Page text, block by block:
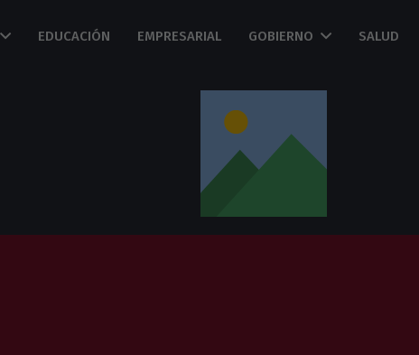
EDUCACIÓN EMPRESARIAL GOBIERNO SALUD